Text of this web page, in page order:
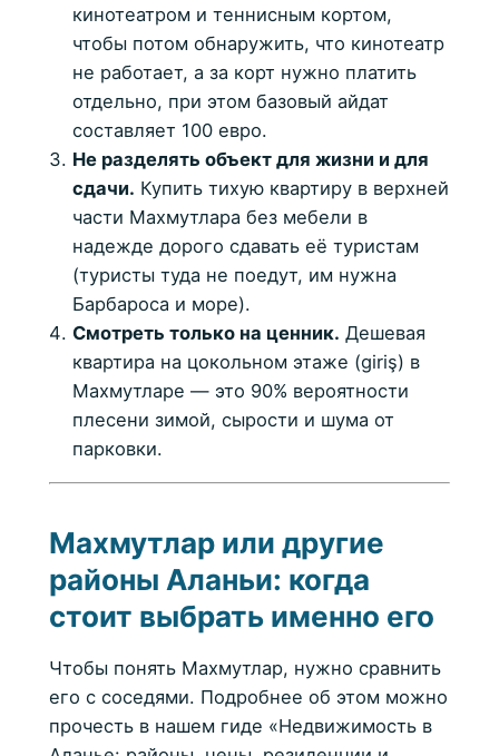
кинотеатром и теннисным кортом,
чтобы потом обнаружить, что кинотеатр
не работает, а за корт нужно платить
отдельно, при этом базовый айдат
составляет 100 евро.
Не разделять объект для жизни и для
сдачи. Купить тихую квартиру в верхней
части Махмутлара без мебели в
надежде дорого сдавать её туристам
(туристы туда не поедут, им нужна
Барбароса и море).
Смотреть только на ценник. Дешевая
квартира на цокольном этаже (giriş) в
Махмутларе — это 90% вероятности
плесени зимой, сырости и шума от
парковки.
Махмутлар или другие
районы Аланьи: когда
стоит выбрать именно его
Чтобы понять Махмутлар, нужно сравнить
его с соседями. Подробнее об этом можно
прочесть в нашем гиде «Недвижимость в